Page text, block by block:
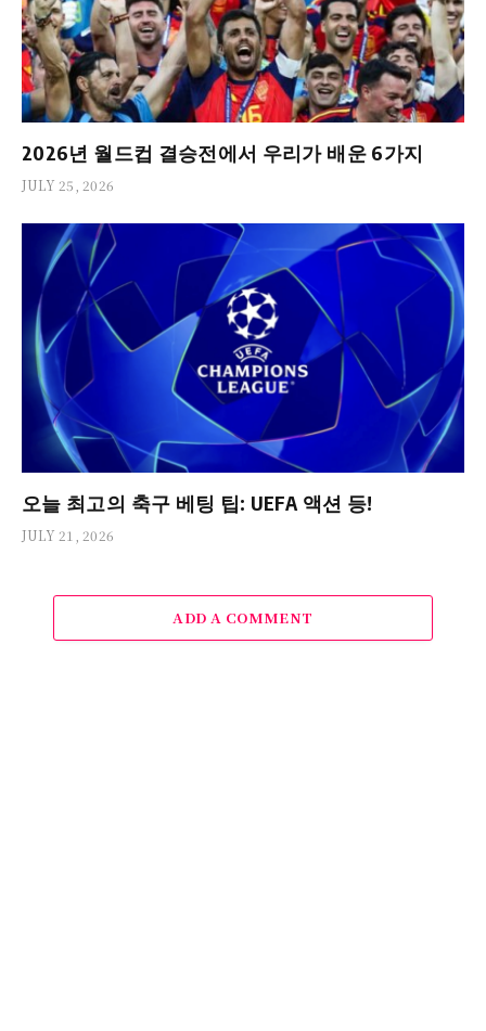
2026년 월드컵 결승전에서 우리가 배운 6가지
JULY 25, 2026
오늘 최고의 축구 베팅 팁: UEFA 액션 등!
JULY 21, 2026
ADD A COMMENT